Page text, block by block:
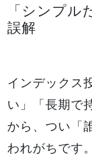
「シンプル
誤解
インデックス
い」「長期で
から、つい「
われがちです。